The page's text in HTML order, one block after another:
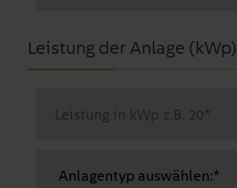
Leistung der Anlage (kWp)